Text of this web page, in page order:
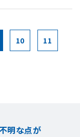
10 11
明な点が